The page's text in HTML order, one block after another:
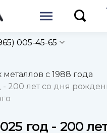
005-45-65
с 1988 года
- 200 лет со дня
год - 200